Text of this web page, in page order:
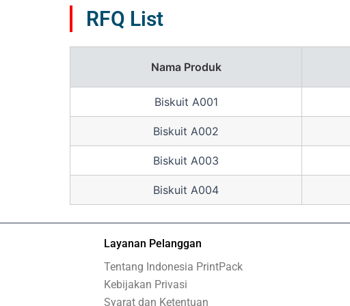
RFQ List
Nama Produk
Biskuit A001
Biskuit A002
Biskuit A003
Biskuit A004
Layanan Pelanggan
Tentang Indonesia PrintPack
Kebijakan Privasi
Syarat dan Ketentuan